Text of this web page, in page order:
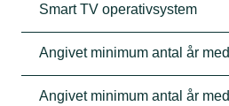
Smart TV operativsystem
Angivet minimum antal år
Angivet minimum antal år med